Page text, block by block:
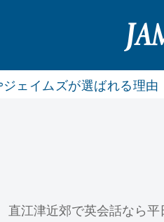
ジェイムズが選ばれる理由
直江津近郊で英会話なら